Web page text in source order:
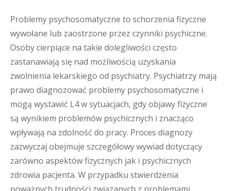
Problemy psychosomatyczne to schorzenia fizyczne
wywołane lub zaostrzone przez czynniki psychiczne.
Osoby cierpiące na takie dolegliwości często
zastanawiają się nad możliwością uzyskania
zwolnienia lekarskiego od psychiatry. Psychiatrzy mają
prawo diagnozować problemy psychosomatyczne i
mogą wystawić L4 w sytuacjach, gdy objawy fizyczne
są wynikiem problemów psychicznych i znacząco
wpływają na zdolność do pracy. Proces diagnozy
zazwyczaj obejmuje szczegółowy wywiad dotyczący
zarówno aspektów fizycznych jak i psychicznych
zdrowia pacjenta. W przypadku stwierdzenia